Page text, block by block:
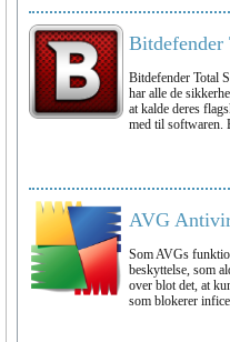
Bitdefender
Bitdefender Total
har alle de
at kalde deres
med til softwaren.
AVG
Som AVGs
beskyttelse, som
over blot det, at
som blokerer